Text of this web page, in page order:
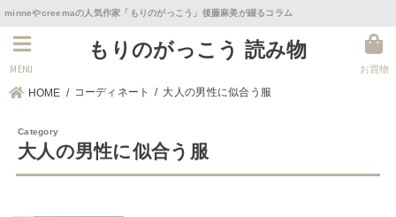
minneやcreemaの人気作家「もりのがっこう」後藤麻美が綴るコラム
もりのがっこう 読み物
お買物
MENU
HOME コーディネート 大人の男性に似合う服
大人の男性に似合う服